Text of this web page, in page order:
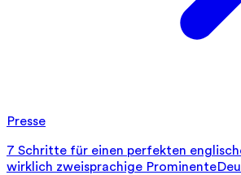
Presse
7 Schritte für einen perfekten
wirklich zweisprachige Prominente